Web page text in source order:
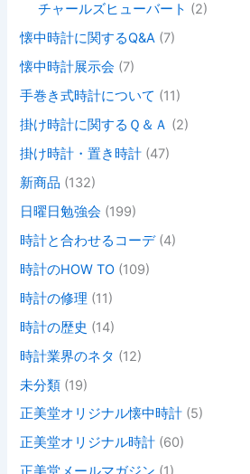
チャールズヒューバート (2)
懐中時計に関するQ&A (7)
懐中時計展示会 (7)
手巻き式時計について (11)
掛け時計に関するＱ＆Ａ (2)
掛け時計・置き時計 (47)
新商品 (132)
日曜日勉強会 (199)
時計と合わせるコーデ(4)
時計のHOW TO (109)
時計の修理 (11)
時計の歴史 (14)
時計業界のネタ (12)
未分類 (19)
正美堂オリジナル懐中時計 (5)
正美堂オリジナル時計 (60)